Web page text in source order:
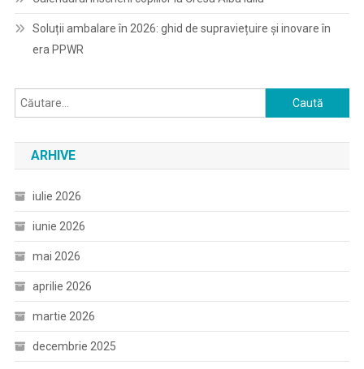
Soluții ambalare în 2026: ghid de supraviețuire și inovare în
era PPWR
Caută
după:
ARHIVE
iulie 2026
iunie 2026
mai 2026
aprilie 2026
martie 2026
decembrie 2025